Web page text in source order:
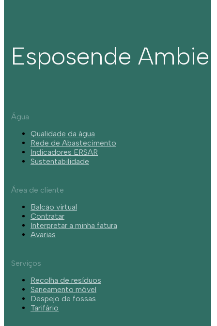
Esposende
Água
Qualidade da água
Rede de Abastecimento
Indicadores ERSAR
Sustentabilidade
Área de cliente
Balcão virtual
Contratar
Interpretar a minha fatura
Avarias
Serviços
Recolha de resíduos
Saneamento móvel
Despejo de fossas
Tarifário